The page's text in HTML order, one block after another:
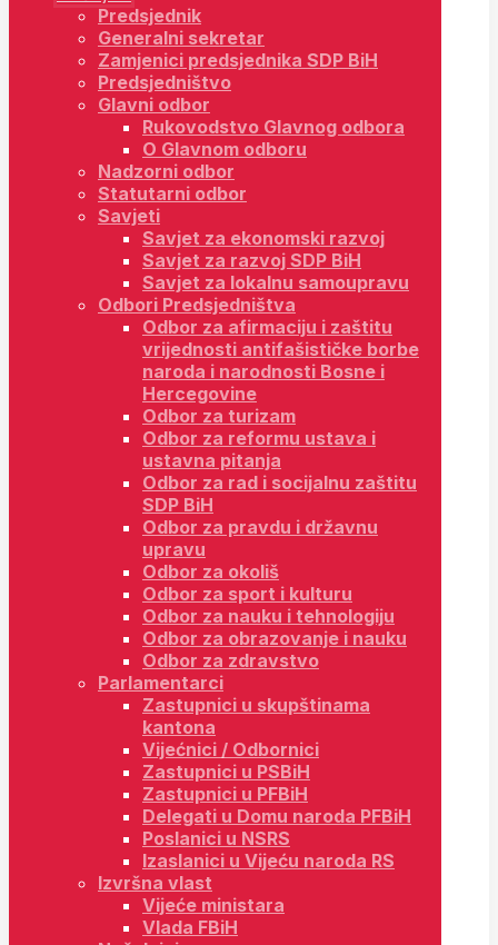
Predsjednik
Generalni sekretar
Zamjenici predsjednika SDP BiH
Predsjedništvo
Glavni odbor
Rukovodstvo Glavnog odbora
O Glavnom odboru
Nadzorni odbor
Statutarni odbor
Savjeti
Savjet za ekonomski razvoj
Savjet za razvoj SDP BiH
Savjet za lokalnu samoupravu
Odbori Predsjedništva
Odbor za afirmaciju i zaštitu
vrijednosti antifašističke borbe
naroda i narodnosti Bosne i
Hercegovine
Odbor za turizam
Odbor za reformu ustava i
ustavna pitanja
Odbor za rad i socijalnu zaštitu
SDP BiH
Odbor za pravdu i državnu
upravu
Odbor za okoliš
Odbor za sport i kulturu
Odbor za nauku i tehnologiju
Odbor za obrazovanje i nauku
Odbor za zdravstvo
Parlamentarci
Zastupnici u skupštinama
kantona
Vijećnici / Odbornici
Zastupnici u PSBiH
Zastupnici u PFBiH
Delegati u Domu naroda PFBiH
Poslanici u NSRS
Izaslanici u Vijeću naroda RS
Izvršna vlast
Vijeće ministara
Vlada FBiH